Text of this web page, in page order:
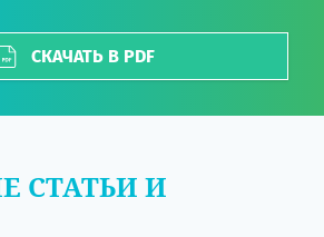
СКАЧАТЬ В PDF
СТАТЬИ И